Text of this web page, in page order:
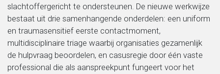
slachtoffergericht te ondersteunen. De nieuwe werkwijze
bestaat uit drie samenhangende onderdelen: een uniform
en traumasensitief eerste contactmoment,
multidisciplinaire triage waarbij organisaties gezamenlijk
de hulpvraag beoordelen, en casusregie door één vaste
professional die als aanspreekpunt fungeert voor het